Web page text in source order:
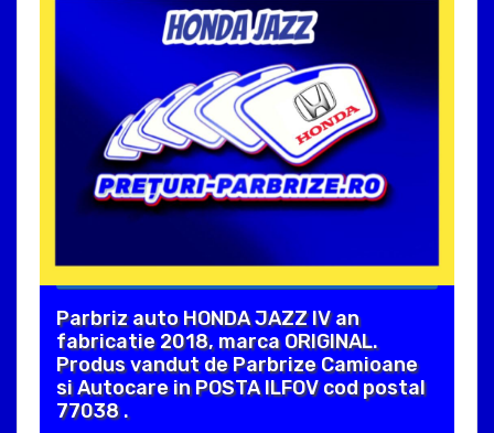
Parbriz auto HONDA JAZZ IV an
fabricatie 2018, marca ORIGINAL.
Produs vandut de Parbrize Camioane
si Autocare in POSTA ILFOV cod postal
77038 .